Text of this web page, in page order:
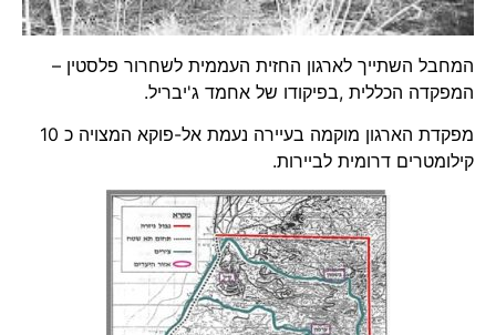
המחבל השתייך לארגון החזית העממית לשחרור פלסטין –
המפקדה הכללית ,בפיקודו של אחמד ג'יבריל.
מפקדת הארגון מוקמה בעיירה נעמת אל-פוקא המצויה כ 10
קילומטרים דרומית לביירות.